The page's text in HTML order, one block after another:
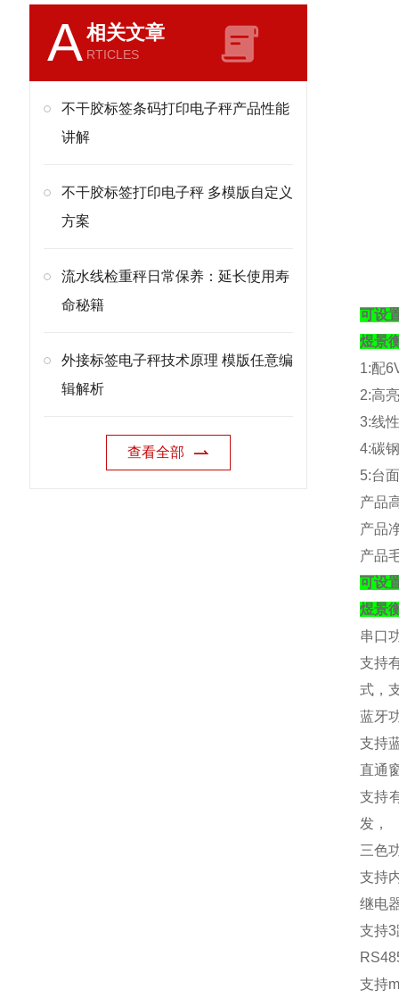
A相关文章
RTICLES
不干胶标签条码打印电子秤产品性能
讲解
不干胶标签打印电子秤 多模版自定义
方案
流水线检重秤日常保养：延长使用寿
命秘籍
外接标签电子秤技术原理 模版任意编
辑解析
查看全部
可设
煜景
1:配
2:高
3:线
4:碳
5:台
产品
产品
产品
可设
煜景
串口
支持
式，
蓝牙
支持
直通
支持
发，
三色
支持
继电
支持3
支持